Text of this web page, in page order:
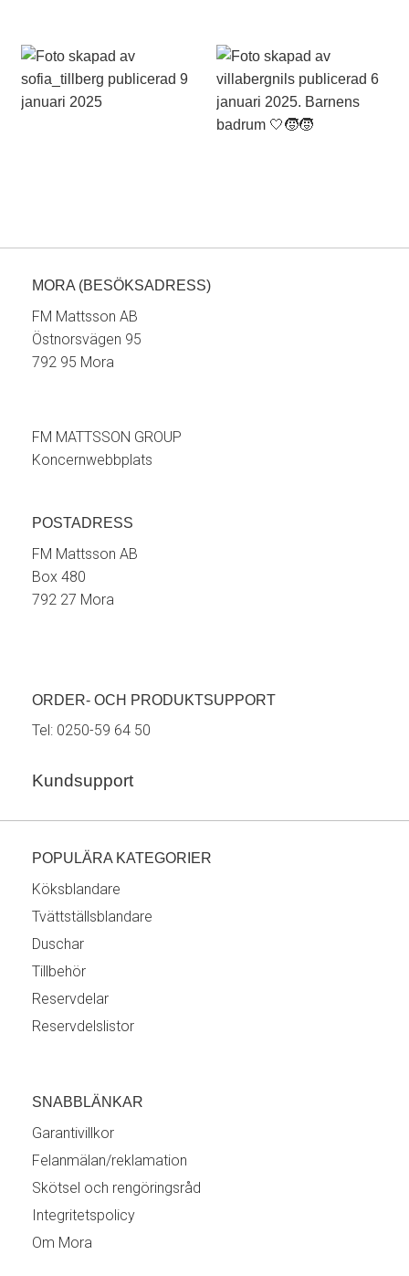
MORA (BESÖKSADRESS)
FM Mattsson AB
Östnorsvägen 95
792 95 Mora
FM MATTSSON GROUP
Koncernwebbplats
POSTADRESS
FM Mattsson AB
Box 480
792 27 Mora
ORDER- OCH PRODUKTSUPPORT
Tel: 0250-59 64 50
Kundsupport
POPULÄRA KATEGORIER
Köksblandare
Tvättställsblandare
Duschar
Tillbehör
Reservdelar
Reservdelslistor
SNABBLÄNKAR
Garantivillkor
Felanmälan/reklamation
Skötsel och rengöringsråd
Integritetspolicy
Om Mora